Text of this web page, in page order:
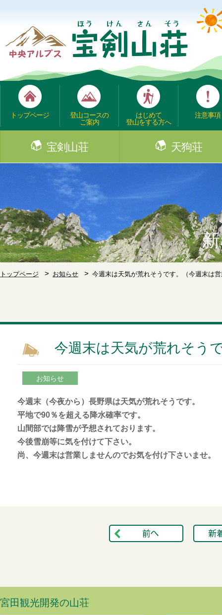
トップページ
登山コースの
ご案内
はじめて
登山をする方へ
注意事項
宝剣山荘 天狗荘
トップページ お知らせ 今週末は天気が荒れそうです。（今週末は
今週末は天気が荒れそう
お知らせ
今週末（今夜から）長野県は天気が荒れそうです。
平地で90％を超える降水確率です。
山間部では降雪が予想されております。
今後雪崩等に気を付けて下さい。
尚、今週末は営業しませんのでお気を付け下さいませ。
宮田観光開発の山荘